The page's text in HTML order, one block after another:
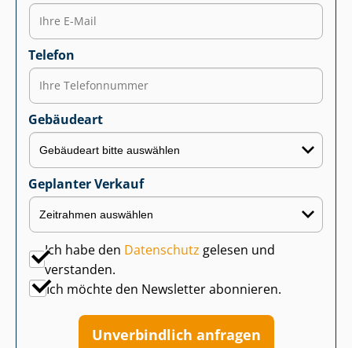
Telefon
Gebäudeart
Geplanter Verkauf
Ich habe den Datenschutz gelesen und
verstanden.
Ich möchte den Newsletter abonnieren.
Unverbindlich anfragen